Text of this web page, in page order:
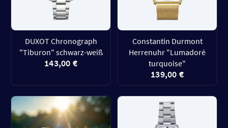
DUXOT Chronograph
"Tiburon" schwarz-weiß
143,00 €
Constantin Durmont
Herrenuhr "Lumadoré
turquoise"
139,00 €